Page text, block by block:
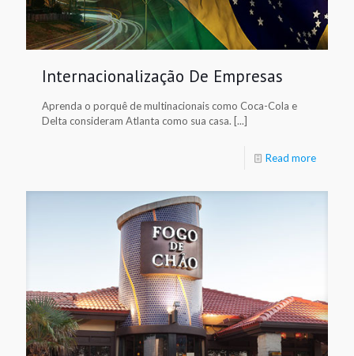
Internacionalização De Empresas
Aprenda o porquê de multinacionais como Coca-Cola e
Delta consideram Atlanta como sua casa. [...]
Read more